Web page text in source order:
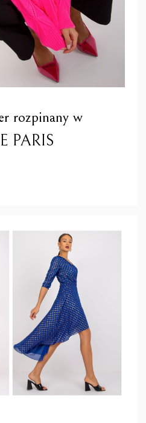
rozpinany w
PARIS